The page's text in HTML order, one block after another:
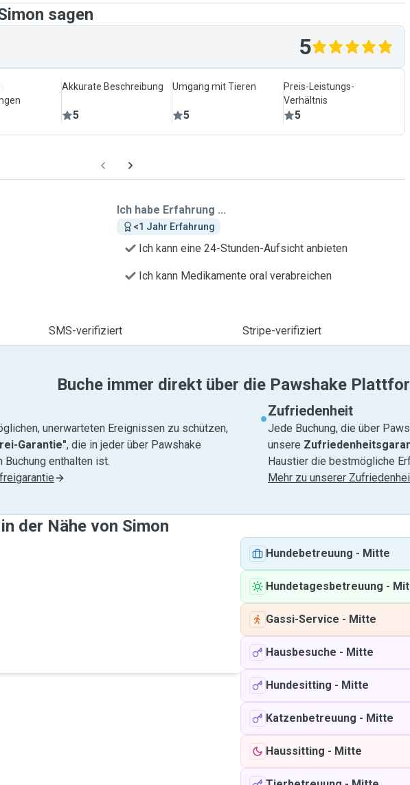
sagen
5
Akkurate Beschreibung
5
Umgang mit Tieren
5
Preis-Leistungs-
Verhältnis
5
Ich habe Erfahrung ...
<1 Jahr Erfahrung
Ich kann eine 24-Stunden-Aufsicht anbieten
Ich kann Medikamente oral verabreichen
SMS-verifiziert Stripe-verifiziert
Buche immer direkt über die Pawshake
unerwarteten Ereignissen zu schützen,
Garantie", die in jeder über Pawshake
enthalten ist.
Zufriedenheit
Jede Buchung, die über
unsere
Haustier die bestmögliche
Mehr zu unserer
der Nähe von Simon
Hundebetreuung - Mitte
Hundetagesbetreuung -
Gassi-Service - Mitte
Hausbesuche - Mitte
Hundesitting - Mitte
Katzenbetreuung - Mitte
Haussitting - Mitte